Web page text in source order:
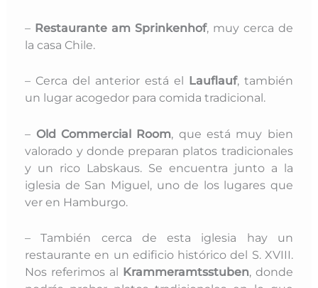
– Restaurante am Sprinkenhof, muy cerca de
la casa Chile.
– Cerca del anterior está el Lauflauf, también
un lugar acogedor para comida tradicional.
– Old Commercial Room, que está muy bien
valorado y donde preparan platos tradicionales
y un rico Labskaus. Se encuentra junto a la
iglesia de San Miguel, uno de los lugares que
ver en Hamburgo.
– También cerca de esta iglesia hay un
restaurante en un edificio histórico del S. XVIII.
Nos referimos al Krammeramtsstuben, donde